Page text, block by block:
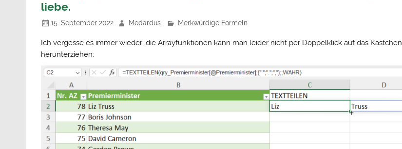
liebe.
15. September 2022 Medardus Merkwürdige Formeln
Ich vergesse es immer wieder: die Arrayfunktionen kann man leider nicht per Doppelklick auf das Kästchen
herunterziehen: